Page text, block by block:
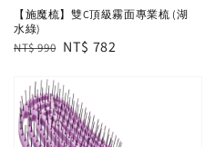
【施魔梳】雙C頂級霧面專業梳 (湖
水綠)
Regular
NT$ 990 Sale
NT$ 782